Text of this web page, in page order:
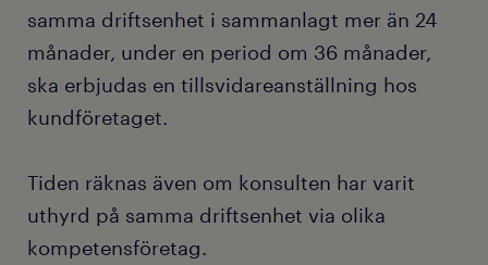
samma driftsenhet i sammanlagt mer än 24
månader, under en period om 36 månader,
ska erbjudas en tillsvidareanställning hos
kundföretaget.
Tiden räknas även om konsulten har varit
uthyrd på samma driftsenhet via olika
kompetensföretag.